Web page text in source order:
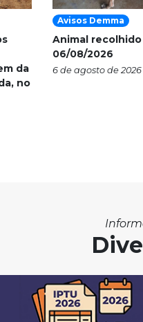
da
no
Avisos Demma
Animal recolhido
06/08/2026
6 de agosto de 2026